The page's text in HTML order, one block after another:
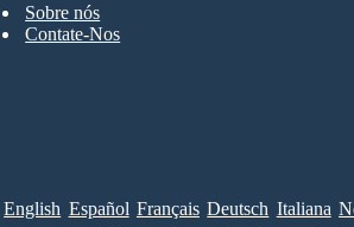
Sobre nós
Contate-Nos
English Español Français Deutsch Italiana